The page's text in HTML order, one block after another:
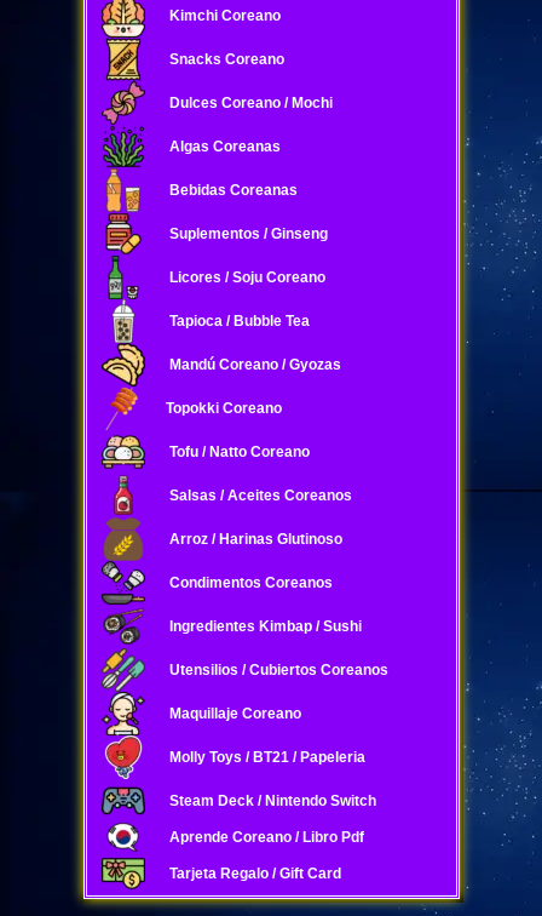
Kimchi Coreano
Snacks Coreano
Dulces Coreano / Mochi
Algas Coreanas
Bebidas Coreanas
Suplementos / Ginseng
Licores / Soju Coreano
Tapioca / Bubble Tea
Mandú Coreano / Gyozas
Topokki Coreano
Tofu / Natto Coreano
Salsas / Aceites Coreanos
Arroz / Harinas Glutinoso
Condimentos Coreanos
Ingredientes Kimbap / Sushi
Utensilios / Cubiertos Coreanos
Maquillaje Coreano
Molly Toys / BT21 / Papeleria
Steam Deck / Nintendo Switch
Aprende Coreano / Libro Pdf
Tarjeta Regalo / Gift Card